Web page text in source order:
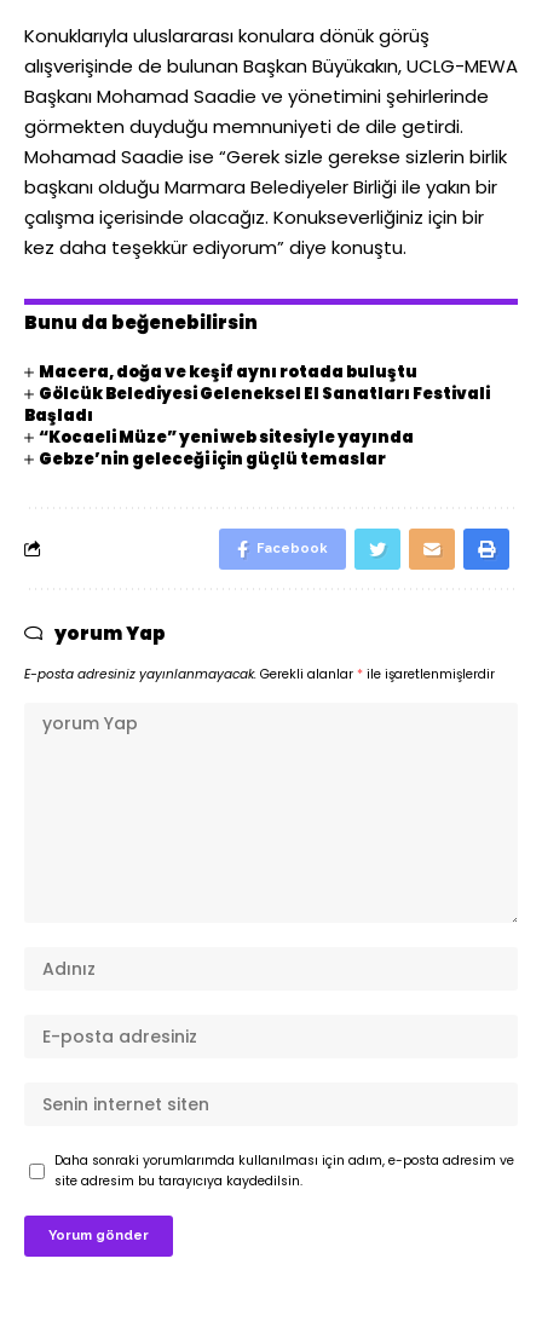
Konuklarıyla uluslararası konulara dönük görüş
alışverişinde de bulunan Başkan Büyükakın, UCLG-MEWA
Başkanı Mohamad Saadie ve yönetimini şehirlerinde
görmekten duyduğu memnuniyeti de dile getirdi.
Mohamad Saadie ise “Gerek sizle gerekse sizlerin birlik
başkanı olduğu Marmara Belediyeler Birliği ile yakın bir
çalışma içerisinde olacağız. Konukseverliğiniz için bir
kez daha teşekkür ediyorum” diye konuştu.
Bunu da beğenebilirsin
Macera, doğa ve keşif aynı rotada buluştu
Gölcük Belediyesi Geleneksel El Sanatları Festivali
Başladı
“Kocaeli Müze” yeni web sitesiyle yayında
Gebze’nin geleceği için güçlü temaslar
Facebook
yorum Yap
E-posta adresiniz yayınlanmayacak. Gerekli alanlar * ile işaretlenmişlerdir
Daha sonraki yorumlarımda kullanılması için adım, e-posta adresim ve
site adresim bu tarayıcıya kaydedilsin.